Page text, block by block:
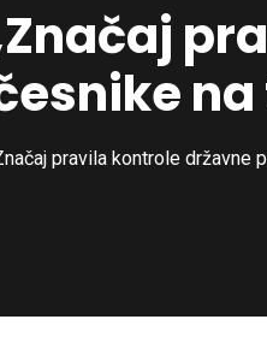
pravila kontrole državne